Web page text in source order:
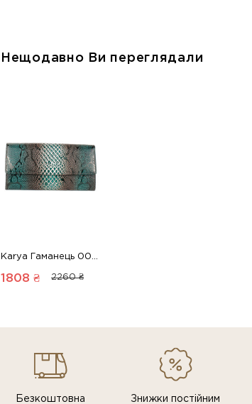
Нещодавно Ви переглядали
1808 ₴ 2260 ₴
Безкоштовна
Знижки постiйним